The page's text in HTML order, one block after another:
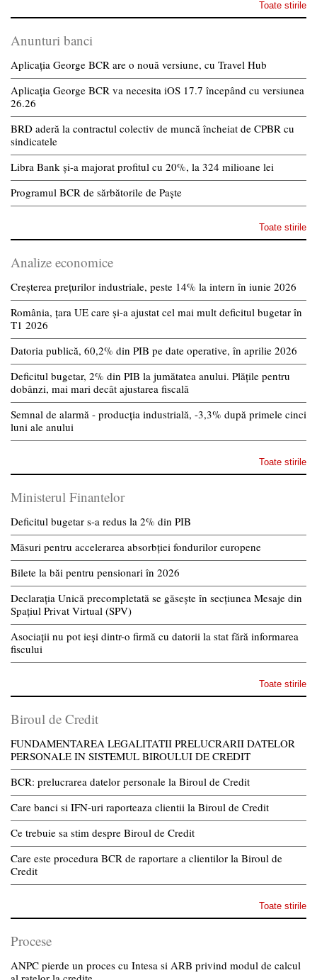
Toate stirile
Anunturi banci
Aplicația George BCR are o nouă versiune, cu Travel Hub
Aplicația George BCR va necesita iOS 17.7 începând cu versiunea
26.26
BRD aderă la contractul colectiv de muncă încheiat de CPBR cu
sindicatele
Libra Bank și-a majorat profitul cu 20%, la 324 milioane lei
Programul BCR de sărbătorile de Paște
Toate stirile
Analize economice
Creșterea prețurilor industriale, peste 14% la intern în iunie 2026
România, țara UE care și-a ajustat cel mai mult deficitul bugetar în
T1 2026
Datoria publică, 60,2% din PIB pe date operative, în aprilie 2026
Deficitul bugetar, 2% din PIB la jumătatea anului. Plățile pentru
dobânzi, mai mari decât ajustarea fiscală
Semnal de alarmă - producția industrială, -3,3% după primele cinci
luni ale anului
Toate stirile
Ministerul Finantelor
Deficitul bugetar s-a redus la 2% din PIB
Măsuri pentru accelerarea absorbției fondurilor europene
Bilete la băi pentru pensionari în 2026
Declarația Unică precompletată se găsește în secțiunea Mesaje din
Spațiul Privat Virtual (SPV)
Asociații nu pot ieși dintr-o firmă cu datorii la stat fără informarea
fiscului
Toate stirile
Biroul de Credit
FUNDAMENTAREA LEGALITATII PRELUCRARII DATELOR
PERSONALE IN SISTEMUL BIROULUI DE CREDIT
BCR: prelucrarea datelor personale la Biroul de Credit
Care banci si IFN-uri raporteaza clientii la Biroul de Credit
Ce trebuie sa stim despre Biroul de Credit
Care este procedura BCR de raportare a clientilor la Biroul de
Credit
Toate stirile
Procese
ANPC pierde un proces cu Intesa si ARB privind modul de calcul